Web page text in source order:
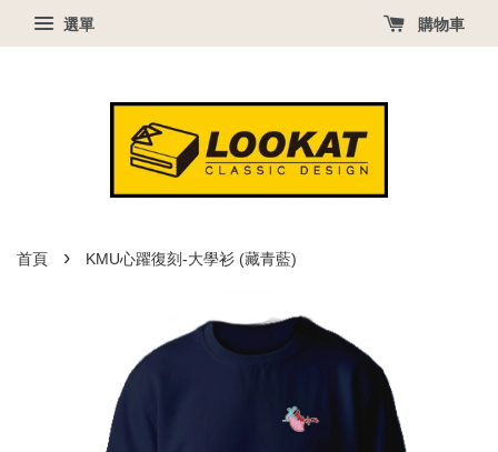
選單 購物車
首頁 › KMU心躍復刻-大學衫 (藏青藍)